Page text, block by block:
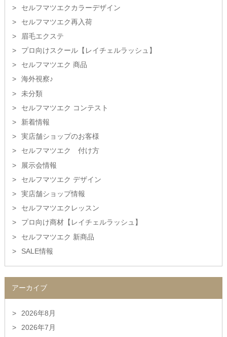
セルフマツエクカラーデザイン
セルフマツエク再入荷
眉毛エクステ
プロ向けスクール【レイチェルラッシュ】
セルフマツエク 商品
海外視察♪
未分類
セルフマツエク コンテスト
新着情報
実店舗ショップのお客様
セルフマツエク 付け方
展示会情報
セルフマツエク デザイン
実店舗ショップ情報
セルフマツエクレッスン
プロ向け商材【レイチェルラッシュ】
セルフマツエク 新商品
SALE情報
アーカイブ
2026年8月
2026年7月